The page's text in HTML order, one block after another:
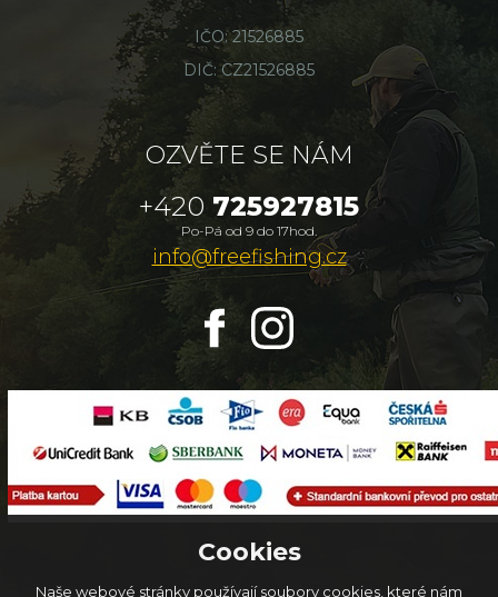
IČO: 21526885
DIČ: CZ21526885
OZVĚTE SE NÁM
+420 725927815
Po-Pá od 9 do 17hod.
info@freefishing.cz
Cookies
Naše webové stránky používají soubory cookies, které nám